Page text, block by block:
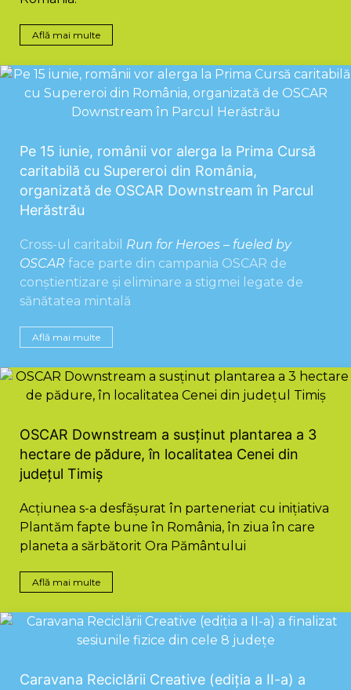
Află mai multe
Pe 15 iunie, românii vor alerga la Prima Cursă
caritabilă cu Supereroi din România,
organizată de OSCAR Downstream în Parcul
Herăstrău
Cross-ul caritabil Run for Heroes – fueled by
OSCAR face parte din campania OSCAR de
conștientizare și eliminare a stigmei legate de
sănătatea mintală
Află mai multe
OSCAR Downstream a susținut plantarea a 3
hectare de pădure, în localitatea Cenei din
județul Timiș
Acțiunea s-a desfășurat în parteneriat cu inițiativa
Plantăm fapte bune în România, în ziua în care
planeta a sărbătorit Ora Pământului
Află mai multe
Caravana Reciclării Creative (ediția a II-a) a